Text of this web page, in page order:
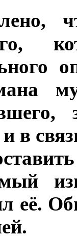
в
её.